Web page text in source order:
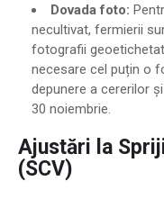
Dovada foto:
necultivat, fermierii
fotografii
necesare cel puțin o
depunere a cererilor
30 noiembrie.
Ajustări la
(SCV)